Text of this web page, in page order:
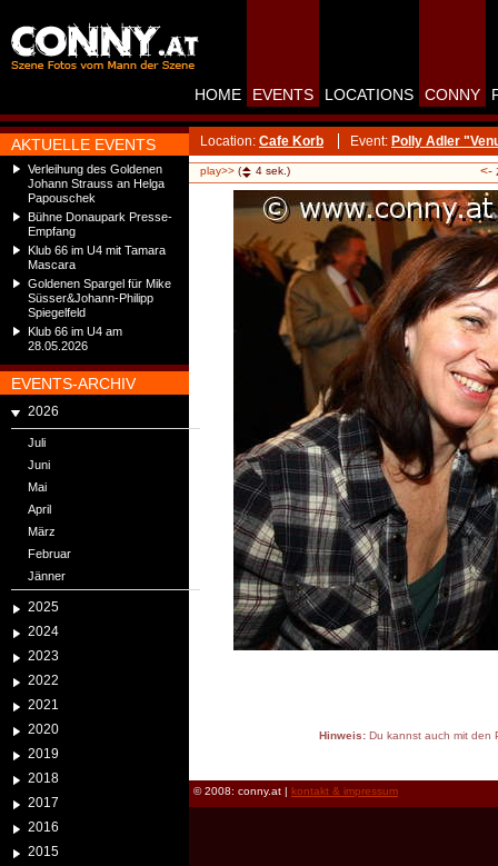
AKTUELLE EVENTS
Verleihung des Goldenen
Johann Strauss an Helga
Papouschek
Bühne Donaupark Presse-
Empfang
Klub 66 im U4 mit Tamara
Mascara
Goldenen Spargel für Mike
Süsser&Johann-Philipp
Spiegelfeld
Klub 66 im U4 am
28.05.2026
EVENTS-ARCHIV
2026
Juli
Juni
Mai
April
März
Februar
Jänner
2025
2024
2023
2022
2021
2020
2019
2018
2017
2016
2015
HOME EVENTS LOCATIONS CONNY
Location: Cafe Korb Event: Polly Adler
play>> ( 4 sek.) <-
Hinweis:Du kannst auch mit den
© 2008: conny.at | kontakt & impressum